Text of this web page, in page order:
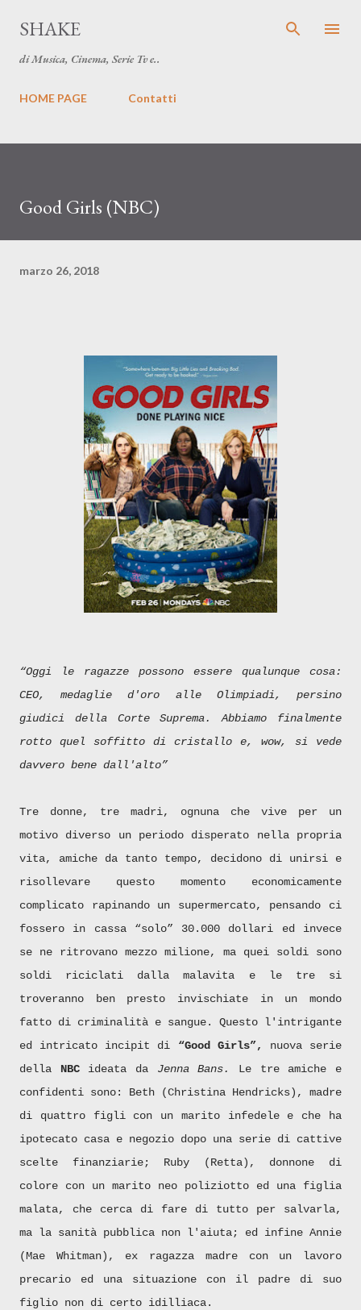
SHAKE
di Musica, Cinema, Serie Tv e..
HOME PAGE Contatti
Good Girls (NBC)
marzo 26, 2018
“Oggi le ragazze possono essere qualunque cosa:
CEO, medaglie d'oro alle Olimpiadi, persino
giudici della Corte Suprema. Abbiamo finalmente
rotto quel soffitto di cristallo e, wow, si vede
davvero bene dall'alto”
Tre donne, tre madri, ognuna che vive per un
motivo diverso un periodo disperato nella propria
vita, amiche da tanto tempo, decidono di unirsi e
risollevare questo momento economicamente
complicato rapinando un supermercato, pensando ci
fossero in cassa “solo” 30.000 dollari ed invece
se ne ritrovano mezzo milione, ma quei soldi sono
soldi riciclati dalla malavita e le tre si
troveranno ben presto invischiate in un mondo
fatto di criminalità e sangue. Questo l'intrigante
ed intricato incipit di “Good Girls”, nuova serie
della NBCideata da Jenna Bans. Le tre amiche e
confidenti sono: Beth (Christina Hendricks), madre
di quattro figli con un marito infedele e che ha
ipotecato casa e negozio dopo una serie di cattive
scelte finanziarie; Ruby (Retta), donnone di
colore con un marito neo poliziotto ed una figlia
malata, che cerca di fare di tutto per salvarla,
ma la sanità pubblica non l'aiuta; ed infine Annie
(Mae Whitman), ex ragazza madre con un lavoro
precario ed una situazione con il padre di suo
figlio non di certo idilliaca.